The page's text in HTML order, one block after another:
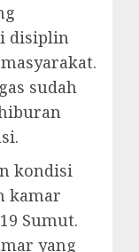
disiplin
sudah
kondisi
kamar
Sumut.
yang